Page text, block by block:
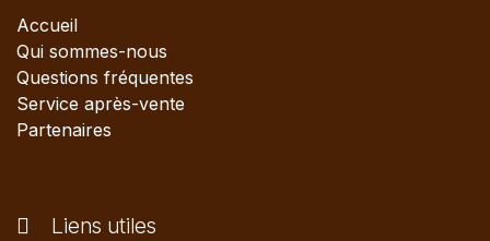
Accueil
Qui sommes-nous
Questions fréquentes
Service après-vente
Partenaires
Liens utiles